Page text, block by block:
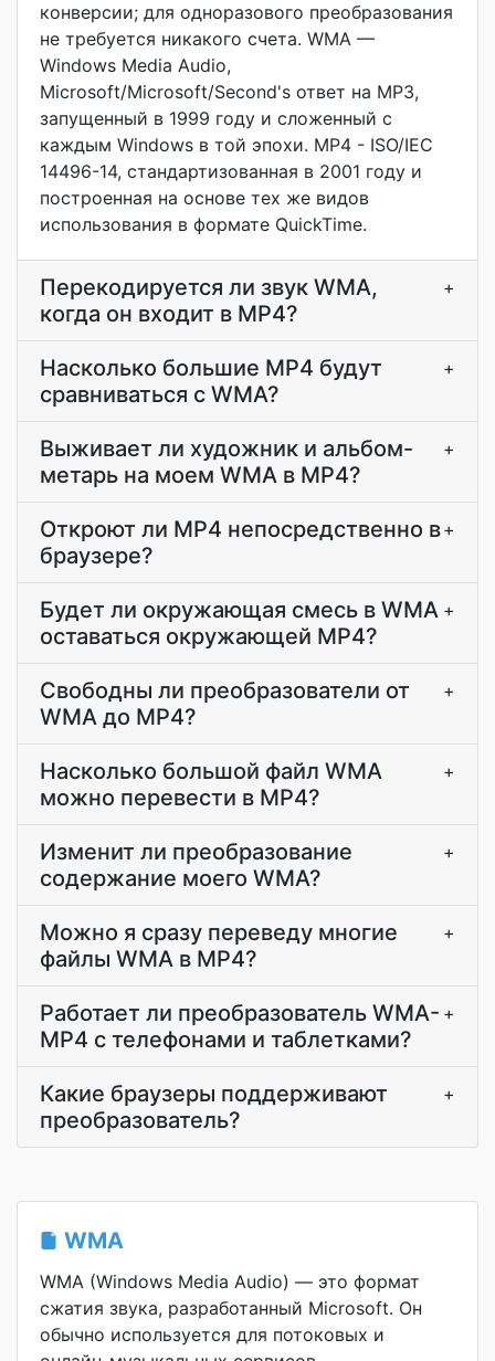
конверсии; для одноразового преобразования
не требуется никакого счета. WMA —
Windows Media Audio,
Microsoft/Microsoft/Second's ответ на MP3,
запущенный в 1999 году и сложенный с
каждым Windows в той эпохи. MP4 - ISO/IEC
14496-14, стандартизованная в 2001 году и
построенная на основе тех же видов
использования в формате QuickTime.
Перекодируется ли звук WMA,
когда он входит в MP4?
+
Насколько большие MP4 будут
сравниваться с WMA?
+
Выживает ли художник и альбом-
метарь на моем WMA в MP4?
+
Откроют ли MP4 непосредственно в
браузере?
+
Будет ли окружающая смесь в WMA
оставаться окружающей MP4?
+
Свободны ли преобразователи от
WMA до MP4?
+
Насколько большой файл WMA
можно перевести в MP4?
+
Изменит ли преобразование
содержание моего WMA?
+
Можно я сразу переведу многие
файлы WMA в MP4?
+
Работает ли преобразователь WMA-
MP4 с телефонами и таблетками?
+
Какие браузеры поддерживают
преобразователь?
+
WMA
WMA (Windows Media Audio) — это формат
сжатия звука, разработанный Microsoft. Он
обычно используется для потоковых и